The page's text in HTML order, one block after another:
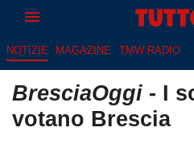
NOTIZIE MAGAZINE TMW RADIO
BresciaOggi - I
votano Brescia